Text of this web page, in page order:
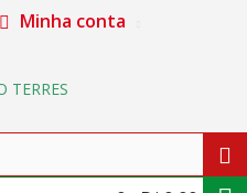
Minha conta